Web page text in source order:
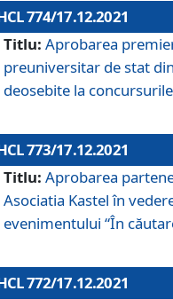
774/17.12.2021
Titlu: Aprobarea
preuniversitar de stat
deosebite la
773/17.12.2021
Titlu: Aprobarea
Asociatia Kastel în
evenimentului “În
772/17.12.2021